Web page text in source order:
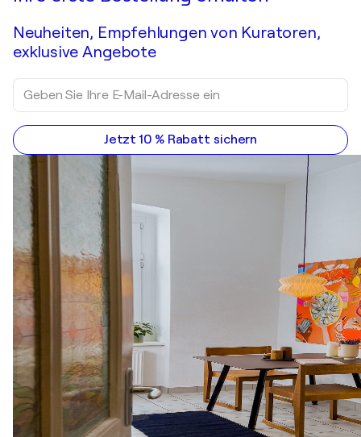
Neuheiten, Empfehlungen von Kuratoren,
exklusive Angebote
Jetzt 10 % Rabatt sichern